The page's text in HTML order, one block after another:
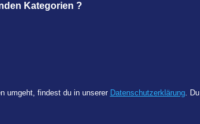
Kategorien ?
umgeht, findest du in unserer Datenschutzerklärung.